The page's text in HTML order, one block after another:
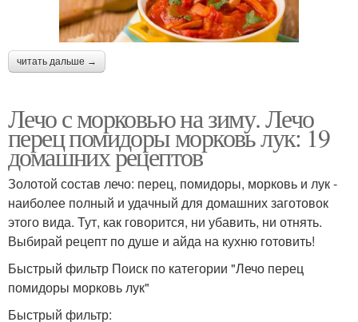
читать дальше →
Лечо с морковью на зиму. Лечо
перец помидоры морковь лук: 19
домашних рецептов
Золотой состав лечо: перец, помидоры, морковь и лук -
наиболее полный и удачный для домашних заготовок
этого вида. Тут, как говорится, ни убавить, ни отнять.
Выбирай рецепт по душе и айда на кухню готовить!
Быстрый фильтр Поиск по категории "Лечо перец
помидоры морковь лук"
Быстрый фильтр: